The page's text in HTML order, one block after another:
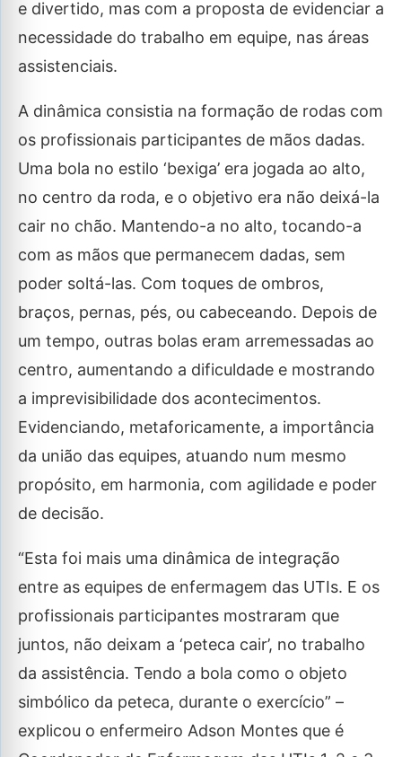
e divertido, mas com a proposta de evidenciar a
necessidade do trabalho em equipe, nas áreas
assistenciais.
A dinâmica consistia na formação de rodas com
os profissionais participantes de mãos dadas.
Uma bola no estilo ‘bexiga’ era jogada ao alto,
no centro da roda, e o objetivo era não deixá-la
cair no chão. Mantendo-a no alto, tocando-a
com as mãos que permanecem dadas, sem
poder soltá-las. Com toques de ombros,
braços, pernas, pés, ou cabeceando. Depois de
um tempo, outras bolas eram arremessadas ao
centro, aumentando a dificuldade e mostrando
a imprevisibilidade dos acontecimentos.
Evidenciando, metaforicamente, a importância
da união das equipes, atuando num mesmo
propósito, em harmonia, com agilidade e poder
de decisão.
“Esta foi mais uma dinâmica de integração
entre as equipes de enfermagem das UTIs. E os
profissionais participantes mostraram que
juntos, não deixam a ‘peteca cair’, no trabalho
da assistência. Tendo a bola como o objeto
simbólico da peteca, durante o exercício” –
explicou o enfermeiro Adson Montes que é